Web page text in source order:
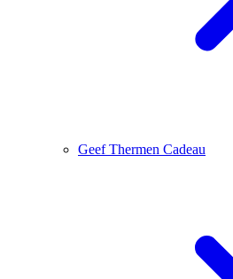
Geef Thermen Cadeau